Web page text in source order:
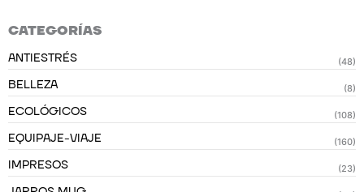
CATEGORÍAS
ANTIESTRÉS (48)
BELLEZA (8)
ECOLÓGICOS (108)
EQUIPAJE-VIAJE (160)
IMPRESOS (23)